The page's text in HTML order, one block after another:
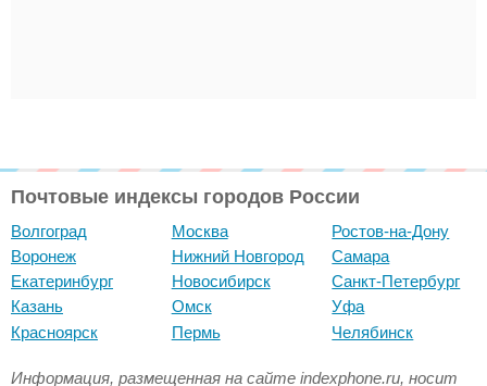
Почтовые индексы городов России
Волгоград
Воронеж
Екатеринбург
Казань
Красноярск
Москва
Нижний Новгород
Новосибирск
Омск
Пермь
Ростов-на-Дону
Самара
Санкт-Петербург
Уфа
Челябинск
Информация, размещенная на сайте indexphone.ru, носит